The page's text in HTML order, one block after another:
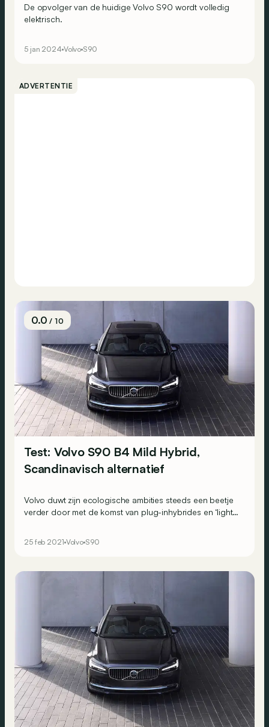
De opvolger van de huidige Volvo S90 wordt volledig
elektrisch.
5 jan 2024 Volvo S90
ADVERTENTIE
0.0/ 10
Test: Volvo S90 B4 Mild Hybrid,
Scandinavisch alternatief
Volvo duwt zijn ecologische ambities steeds een beetje
verder door met de komst van plug-inhybrides en ‘light’
tegenwoordig het toegangskaartje van het gamma.
25 feb 2021 Volvo S90